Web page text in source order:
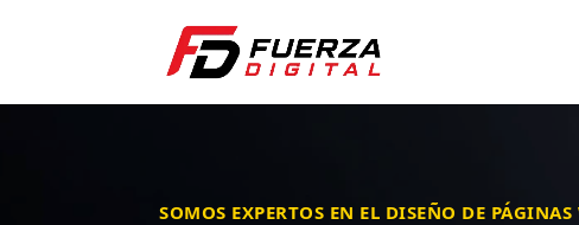
SOMOS EXPERTOS EN EL DISEÑO DE